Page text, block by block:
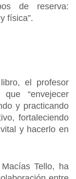
de reserva:
física”.
el profesor
“envejecer
y practicando
fortaleciendo
y hacerlo en
Tello, ha